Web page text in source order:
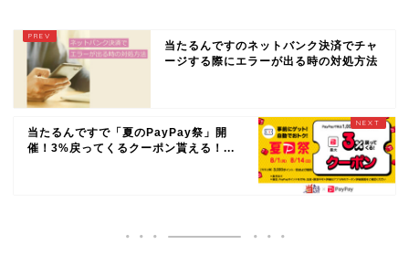
当たるんですのネットバンク決済でチャ
ージする際にエラーが出る時の対処方法
当たるんですで「夏のPayPay祭」開
催！3%戻ってくるクーポン貰える！...